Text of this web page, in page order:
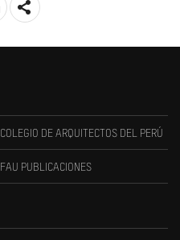
COLEGIO DE ARQUITECTOS DEL PERÚ
FAU PUBLICACIONES